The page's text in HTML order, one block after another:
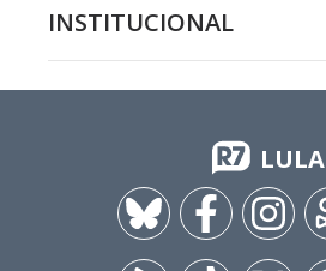
INSTITUCIONAL
LULA